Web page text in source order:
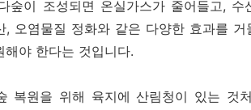
숲이 조성되면 온실가스가 줄어들고,
, 오염물질 정화와 같은 다양한 효과를
해야 한다는 것입니다.
복원을 위해 육지에 산림청이 있는 것